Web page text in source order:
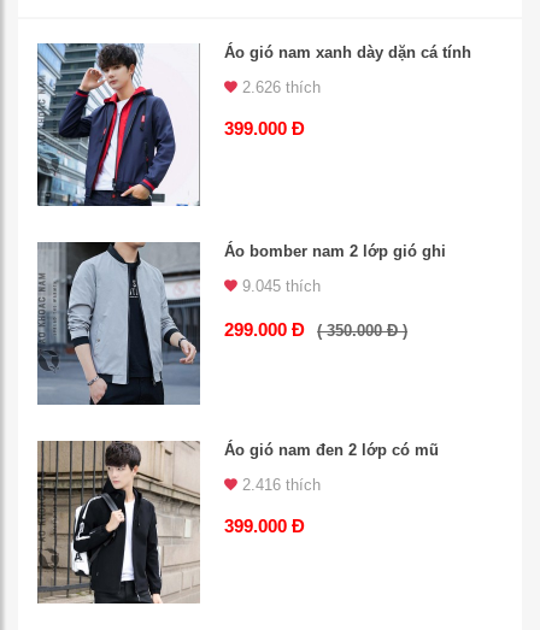
Áo gió nam xanh dày dặn cá tính
2.626 thích
399.000 Đ
Áo bomber nam 2 lớp gió ghi
9.045 thích
299.000 Đ ( 350.000 Đ )
Áo gió nam đen 2 lớp có mũ
2.416 thích
399.000 Đ